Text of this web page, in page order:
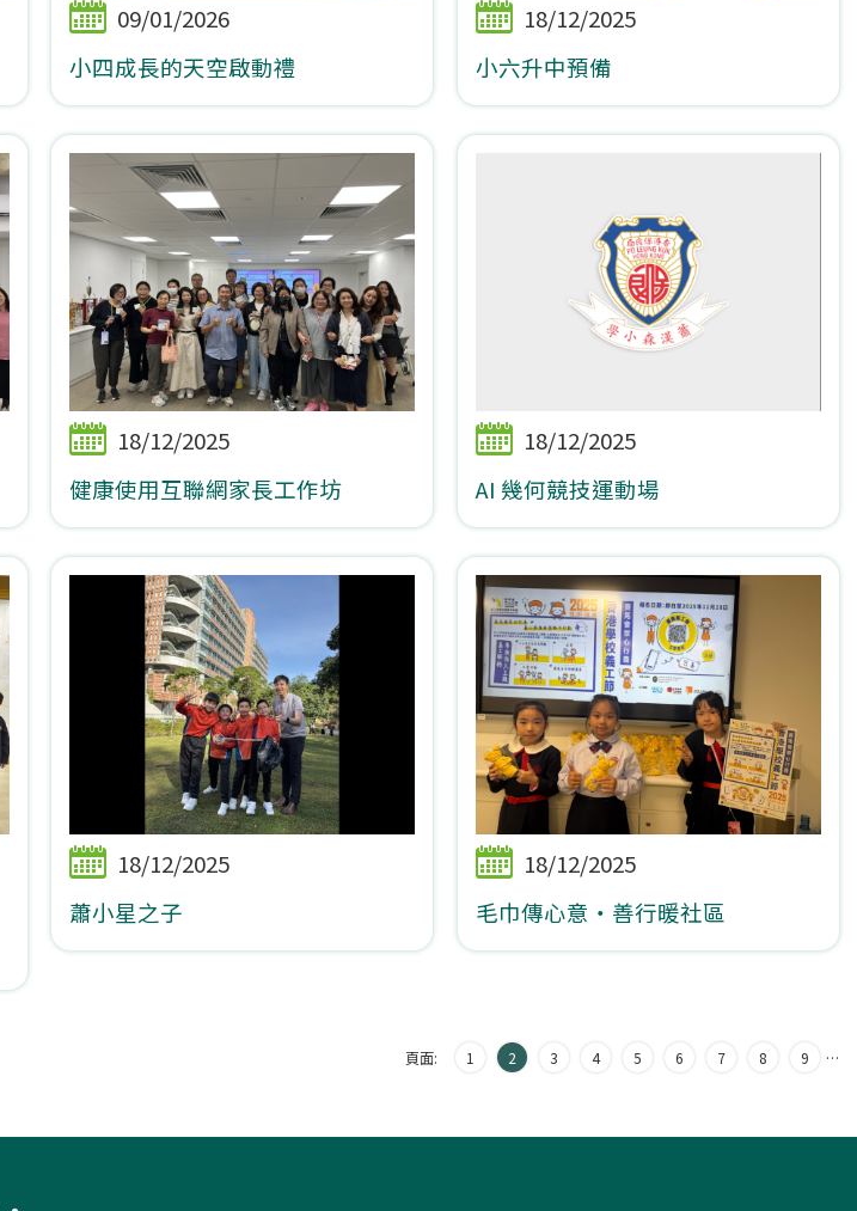
09/01/2026
小四成長的天空啟動禮
18/12/2025
小六升中預備
18/12/2025
健康使用互聯網家長工作坊
18/12/2025
AI 幾何競技運動場
18/12/2025
蕭小星之子
18/12/2025
毛巾傳心意‧善行暖社區
頁面: 1 2 3 4 5 6 7 8 9 …